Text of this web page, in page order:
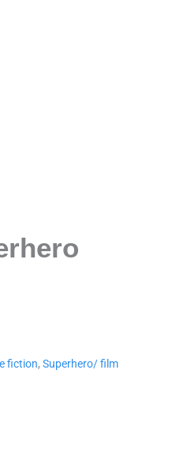
fiction,Superhero/ film